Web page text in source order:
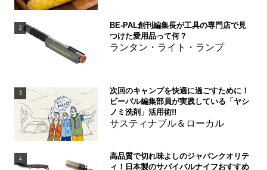
2
BE-PAL創刊編集長が工具の専門店で見
つけた愛用品って何？
ランタン・ライト・ランプ
3
次回のキャンプを快適に過ごすために！
ビーパル編集部員が実践している「ヤシ
ノミ洗剤」活用術!!
サスティナブル＆ローカル
4
高品質で切れ味よしのジャパンクオリテ
ィ！日本製のサバイバルナイフおすすめ